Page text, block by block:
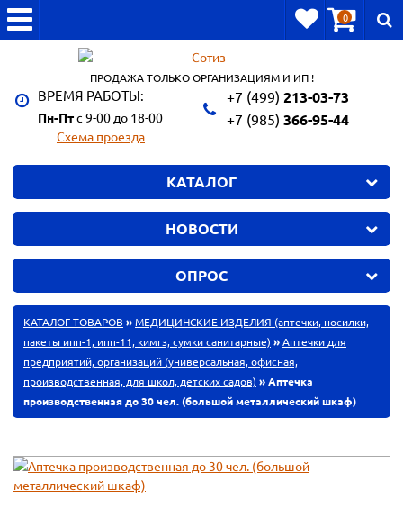
0
ПРОДАЖА ТОЛЬКО ОРГАНИЗАЦИЯМ И ИП !
ВРЕМЯ РАБОТЫ:
Пн-Птс 9-00 до 18-00
Схема проезда
+7 (499) 213-03-73
+7 (985) 366-95-44
КАТАЛОГ
НОВОСТИ
ОПРОС
КАТАЛОГ ТОВАРОВ »МЕДИЦИНСКИЕ ИЗДЕЛИЯ (аптечки, носилки,
пакеты ипп-1, ипп-11, кимгз, сумки санитарные) »Аптечки для
предприятий, организаций (универсальная, офисная,
производственная, для школ, детских садов) » Аптечка
производственная до 30 чел. (большой металлический шкаф)